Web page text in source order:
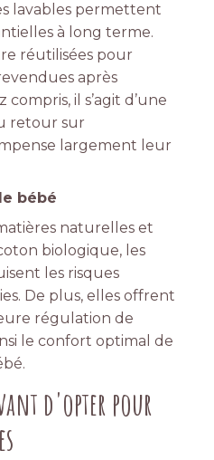
lavables permettent
à long terme.
réutilisées pour
après
compris, il s’agit d’une
retour sur
largement leur
bébé
naturelles et
biologique, les
les risques
De plus, elles offrent
régulation de
le confort optimal de
d'opter pour